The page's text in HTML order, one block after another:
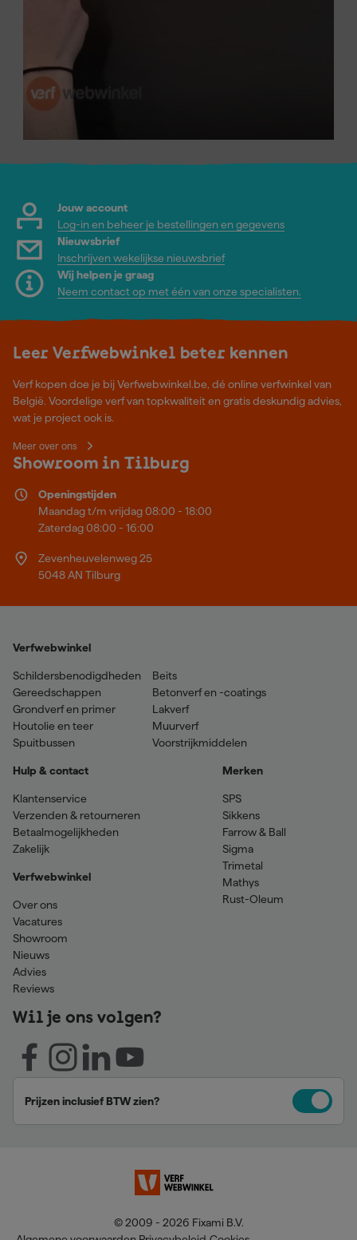
Jouw account
Log-in en beheer je bestellingen en gegevens
Nieuwsbrief
Inschrijven wekelijkse nieuwsbrief
Wij helpen je graag
Neem contact op met één van onze specialisten.
Leer Verfwebwinkel beter kennen
Verf kopen doe je bij Verfwebwinkel.be, dé online verfwinkel van
België. Voordelige verf van topkwaliteit en gratis deskundig advies,
wat je project ook is.
Meer over ons
Showroom in Tilburg
Openingstijden
Maandag t/m vrijdag 08:00 - 18:00
Zaterdag 08:00 - 16:00
Zevenheuvelenweg 25
5048 AN Tilburg
Verfwebwinkel
Schildersbenodigdheden
Gereedschappen
Grondverf en primer
Houtolie en teer
Spuitbussen
Beits
Betonverf en -coatings
Lakverf
Muurverf
Voorstrijkmiddelen
Hulp & contact
Klantenservice
Verzenden & retourneren
Betaalmogelijkheden
Zakelijk
Verfwebwinkel
Over ons
Vacatures
Showroom
Nieuws
Advies
Reviews
Merken
SPS
Sikkens
Farrow & Ball
Sigma
Trimetal
Mathys
Rust-Oleum
Wil je ons volgen?
Prijzen inclusief BTW zien?
© 2009 - 2026 Fixami B.V.